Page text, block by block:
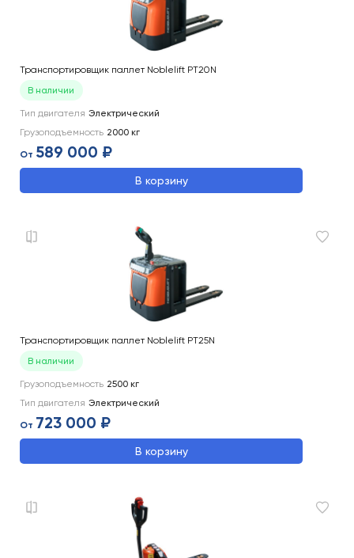
Транспортировщик паллет Noblelift PT20N
В наличии
Тип двигателя Электрический
Грузоподъемность 2000 кг
От 589 000 ₽
В корзину
Транспортировщик паллет Noblelift PT25N
В наличии
Грузоподъемность 2500 кг
Тип двигателя Электрический
От 723 000 ₽
В корзину